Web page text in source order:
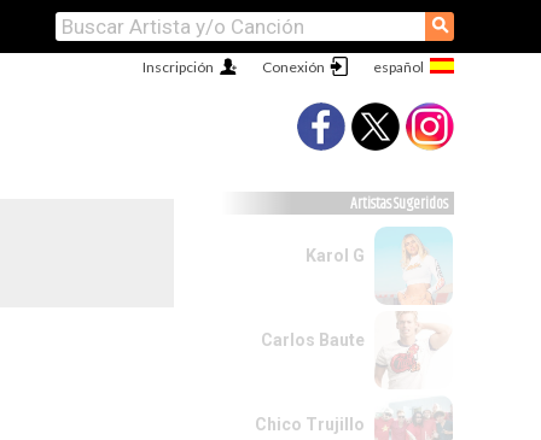
⚲
Conexión
Inscripción
Artistas Sugeridos
Karol G
Carlos Baute
Chico Trujillo